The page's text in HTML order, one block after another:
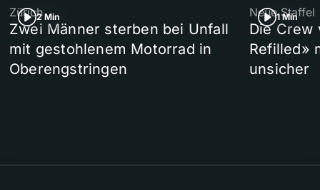
2 Min
Zürich
Zwei Männer sterben bei Unfall
mit gestohlenem Motorrad in
Oberengstringen
1 Min
Neue Staffel
Die Crew
Refilled»
unsicher